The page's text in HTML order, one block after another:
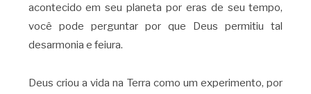
acontecido em seu planeta por eras de seu tempo,
você pode perguntar por que Deus permitiu tal
desarmonia e feiura.
Deus criou a vida na Terra como um experimento, por